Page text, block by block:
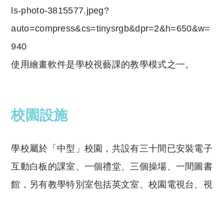
ls-photo-3815577.jpeg?
auto=compress&cs=tinysrgb&dpr=2&h=650&w=
940
使用繪畫軟件是學校視藝課的教學模式之一。
校園設施
學校屬於「中型」校園，共設有三十間已安裝電子
互動白板的課室、一個禮堂、三個操場、一間圖書
館，另有教學特別室包括英文室、校園電視台、視